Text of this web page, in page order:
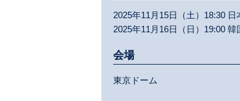
2025年11月15日（土）18:30 日
2025年11月16日（日）19:00 韓
会場
東京ドーム